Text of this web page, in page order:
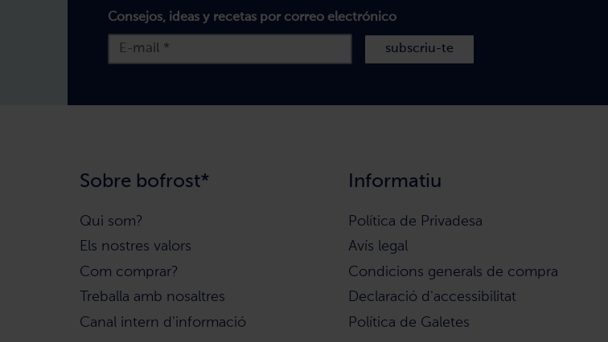
Sobre bofrost*
Qui som?
Els nostres valors
Com comprar?
Treballa amb nosaltres
Canal intern d'informació
Informatiu
Política de Privadesa
Avís legal
Condicions generals de compra
Declaració d'accessibilitat
Política de Galetes
Consejos, ideas y recetas por correo electrónico
subscriu-te